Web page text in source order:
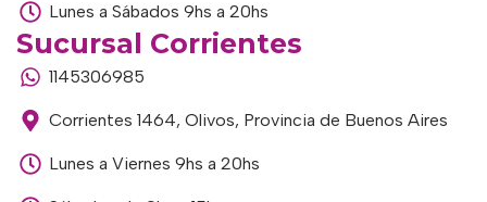
Lunes a Sábados 9hs a 20hs
Sucursal Corrientes
1145306985
Corrientes 1464, Olivos, Provincia de Buenos Aires
Lunes a Viernes 9hs a 20hs